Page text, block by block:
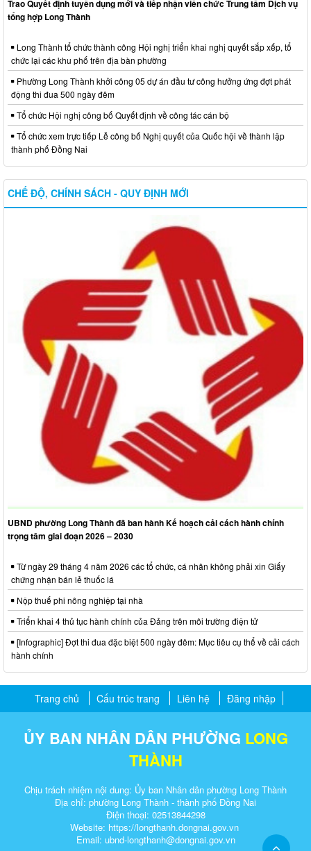
động thi đua 500 ngày đêm
Tổ chức xem trực tiếp Lễ công bố Nghị quyết của Quốc hội về thành lập
thành phố Đồng Nai
CHẾ ĐỘ, CHÍNH SÁCH - QUY ĐỊNH MỚI
UBND phường Long Thành đã ban hành Kế hoạch cải cách hành chính
trọng tâm giai đoạn 2026 – 2030
Từ ngày 29 tháng 4 năm 2026 các tổ chức, cá nhân không phải xin Giấy
Triển khai 4 thủ tục hành chính của Đảng trên môi trường điện tử
hành chính
Trang chủ Cấu trúc trang Liên hệ Đăng nhập
ỦY BAN NHÂN DÂN PHƯỜNGLONG
THÀNH
Chịu trách nhiệm nội dung: Ủy ban Nhân dân phường Long Thành
Địa chỉ: phường Long Thành - thành phố Đồng Nai
Điện thoại: 02513844298
Website: https://longthanh.dongnai.gov.vn
Email: ubnd-longthanh@dongnai.gov.vn​